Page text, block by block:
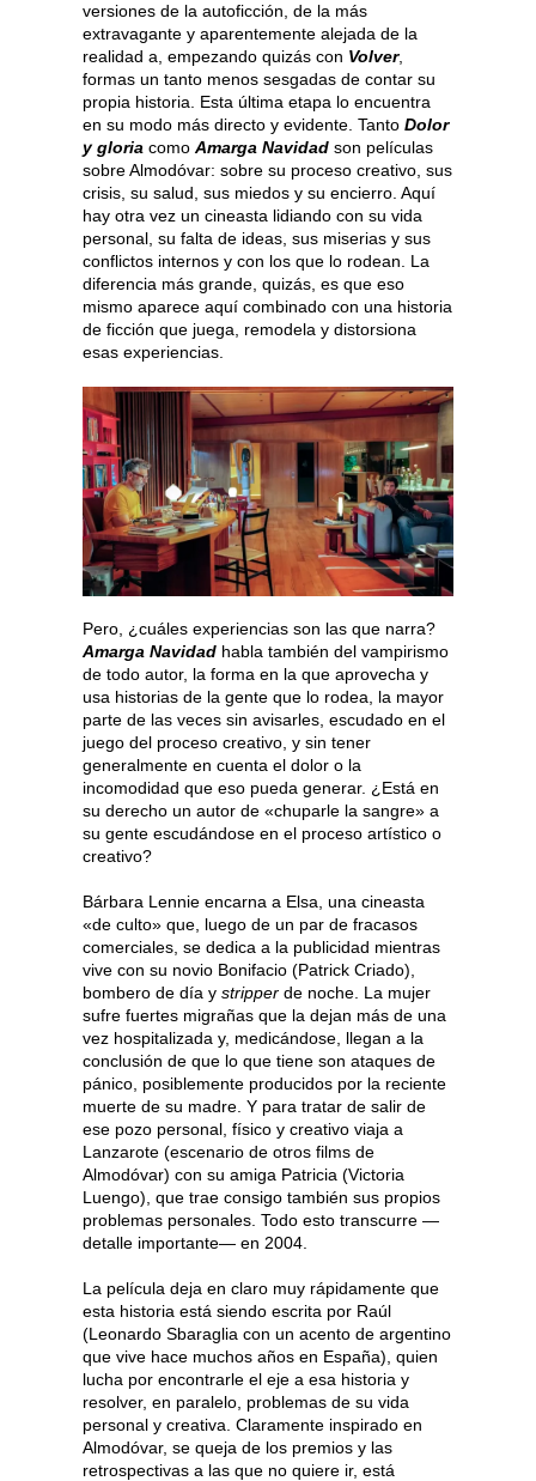
versiones de la autoficción, de la más
extravagante y aparentemente alejada de la
realidad a, empezando quizás con Volver,
formas un tanto menos sesgadas de contar su
propia historia. Esta última etapa lo encuentra
en su modo más directo y evidente. Tanto Dolor
y gloria como Amarga Navidad son películas
sobre Almodóvar: sobre su proceso creativo, sus
crisis, su salud, sus miedos y su encierro. Aquí
hay otra vez un cineasta lidiando con su vida
personal, su falta de ideas, sus miserias y sus
conflictos internos y con los que lo rodean. La
diferencia más grande, quizás, es que eso
mismo aparece aquí combinado con una historia
de ficción que juega, remodela y distorsiona
esas experiencias.
Pero, ¿cuáles experiencias son las que narra?
Amarga Navidad habla también del vampirismo
de todo autor, la forma en la que aprovecha y
usa historias de la gente que lo rodea, la mayor
parte de las veces sin avisarles, escudado en el
juego del proceso creativo, y sin tener
generalmente en cuenta el dolor o la
incomodidad que eso pueda generar. ¿Está en
su derecho un autor de «chuparle la sangre» a
su gente escudándose en el proceso artístico o
creativo?
Bárbara Lennie encarna a Elsa, una cineasta
«de culto» que, luego de un par de fracasos
comerciales, se dedica a la publicidad mientras
vive con su novio Bonifacio (Patrick Criado),
bombero de día y stripper de noche. La mujer
sufre fuertes migrañas que la dejan más de una
vez hospitalizada y, medicándose, llegan a la
conclusión de que lo que tiene son ataques de
pánico, posiblemente producidos por la reciente
muerte de su madre. Y para tratar de salir de
ese pozo personal, físico y creativo viaja a
Lanzarote (escenario de otros films de
Almodóvar) con su amiga Patricia (Victoria
Luengo), que trae consigo también sus propios
problemas personales. Todo esto transcurre —
detalle importante— en 2004.
La película deja en claro muy rápidamente que
esta historia está siendo escrita por Raúl
(Leonardo Sbaraglia con un acento de argentino
que vive hace muchos años en España), quien
lucha por encontrarle el eje a esa historia y
resolver, en paralelo, problemas de su vida
personal y creativa. Claramente inspirado en
Almodóvar, se queja de los premios y las
retrospectivas a las que no quiere ir, está